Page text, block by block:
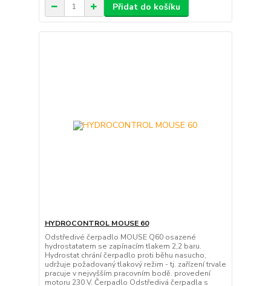
Přidat do košíku
HYDROCONTROL MOUSE 60
Odstředivé čerpadlo MOUSE Q60 osazené
hydrostatatem se zapínacím tlakem 2,2 baru.
Hydrostat chrání čerpadlo proti běhu nasucho,
udržuje požadovaný tlakový režim - tj. zařízení trvale
pracuje v nejvyšším pracovním bodě. provedení
motoru 230 V. Čerpadlo Odstředivá čerpadla s